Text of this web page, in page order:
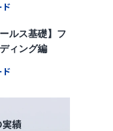
ルス基礎】フ
ィング編
績